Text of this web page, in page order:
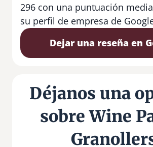
296 con una puntuación
su perfil de empresa de
Dejar una reseña en
Déjanos una
sobre Wine